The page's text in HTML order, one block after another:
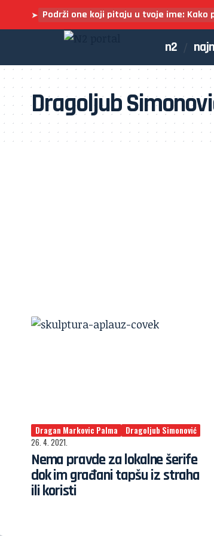
➤ Podrži one koji pitaju u tvoje ime:
n2
Dragoljub
Dragan Markovic Palma
Dragoljub Simonović
26. 4. 2021.
Nema pravde za lokalne šerife
dok im građani tapšu iz straha
ili koristi